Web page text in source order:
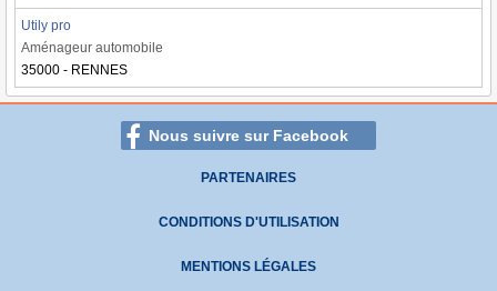
Utily pro
Aménageur automobile
35000 - RENNES
Nous suivre sur Facebook
PARTENAIRES
CONDITIONS D'UTILISATION
MENTIONS LÉGALES